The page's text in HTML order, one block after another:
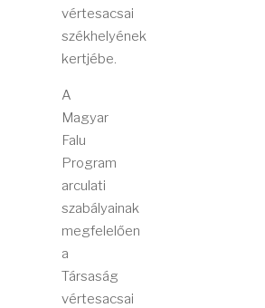
vértesacsai
székhelyének
kertjébe.
A
Magyar
Falu
Program
arculati
szabályainak
megfelelően
a
Társaság
vértesacsai